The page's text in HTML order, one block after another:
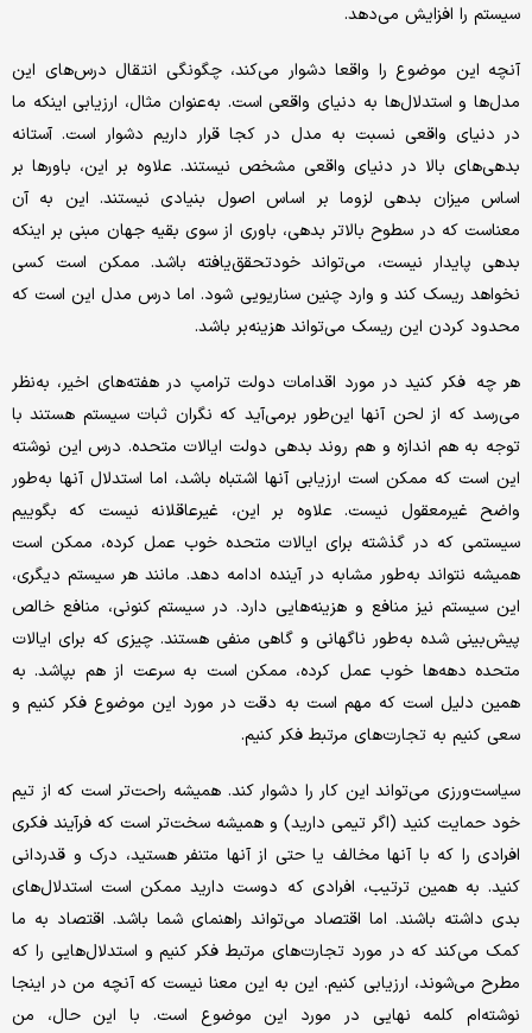
سیستم را افزایش می‌دهد.
آنچه این موضوع را واقعا دشوار می‌کند، چگونگی انتقال درس‌های این
مدل‌ها و استدلال‌ها به دنیای واقعی است. به‌عنوان مثال، ارزیابی اینکه ما
در دنیای واقعی نسبت به مدل در کجا قرار داریم دشوار است. آستانه‌
بدهی‌های بالا در دنیای واقعی مشخص نیستند. علاوه بر این، باورها بر
اساس میزان بدهی لزوما بر اساس اصول بنیادی نیستند. این به آن
معناست که در سطوح بالاتر بدهی، باوری از سوی بقیه جهان مبنی بر اینکه
بدهی پایدار نیست، می‌تواند خودتحقق‌یافته باشد. ممکن است کسی
نخواهد ریسک کند و وارد چنین سناریویی شود. اما درس مدل این است که
محدود کردن این ریسک می‌تواند هزینه‌بر باشد.
هر چه فکر کنید در مورد اقدامات دولت ترامپ در هفته‌های اخیر، به‌نظر
می‌رسد که از لحن آنها این‌طور برمی‌آید که نگران ثبات سیستم هستند با
توجه به هم اندازه و هم روند بدهی دولت ایالات متحده. درس این نوشته
این است که ممکن است ارزیابی آنها اشتباه باشد، اما استدلال آنها به‌طور
واضح غیرمعقول نیست. علاوه بر این، غیرعاقلانه نیست که بگوییم
سیستمی که در گذشته برای ایالات متحده خوب عمل کرده، ممکن است
همیشه نتواند به‌طور مشابه در آینده ادامه دهد. مانند هر سیستم دیگری،
این سیستم نیز منافع و هزینه‌هایی دارد. در سیستم کنونی، منافع خالص
پیش‌بینی شده به‌طور ناگهانی و گاهی منفی هستند. چیزی که برای ایالات
متحده دهه‌ها خوب عمل کرده، ممکن است به سرعت از هم بپاشد. به
همین دلیل است که مهم است به دقت در مورد این موضوع فکر کنیم و
سعی کنیم به تجارت‌های مرتبط فکر کنیم.
سیاست‌ورزی می‌تواند این کار را دشوار کند. همیشه راحت‌تر است که از تیم
خود حمایت کنید (اگر تیمی دارید) و همیشه سخت‌تر است که فرآیند فکری
افرادی را که با آنها مخالف یا حتی از آنها متنفر هستید، درک و قدردانی
کنید. به همین ترتیب، افرادی که دوست دارید ممکن است استدلال‌های
بدی داشته باشند. اما اقتصاد می‌تواند راهنمای شما باشد. اقتصاد به ما
کمک می‌کند که در مورد تجارت‌های مرتبط فکر کنیم و استدلال‌هایی را که
مطرح می‌شوند، ارزیابی کنیم. این به این معنا نیست که آنچه من در اینجا
نوشته‌ام کلمه نهایی در مورد این موضوع است. با این حال، من